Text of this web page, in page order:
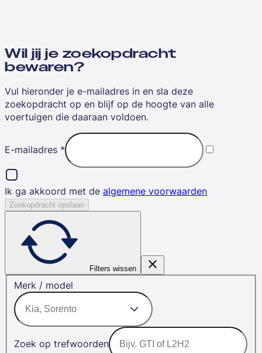
Wil jij je zoekopdracht
bewaren?
Vul hieronder je e-mailadres in en sla deze
zoekopdracht op en blijf op de hoogte van alle
voertuigen die daaraan voldoen.
E-mailadres *
Ik ga akkoord met de algemene voorwaarden
Zoekopdracht opslaan
Filters wissen
Merk / model
Zoek op trefwoorden